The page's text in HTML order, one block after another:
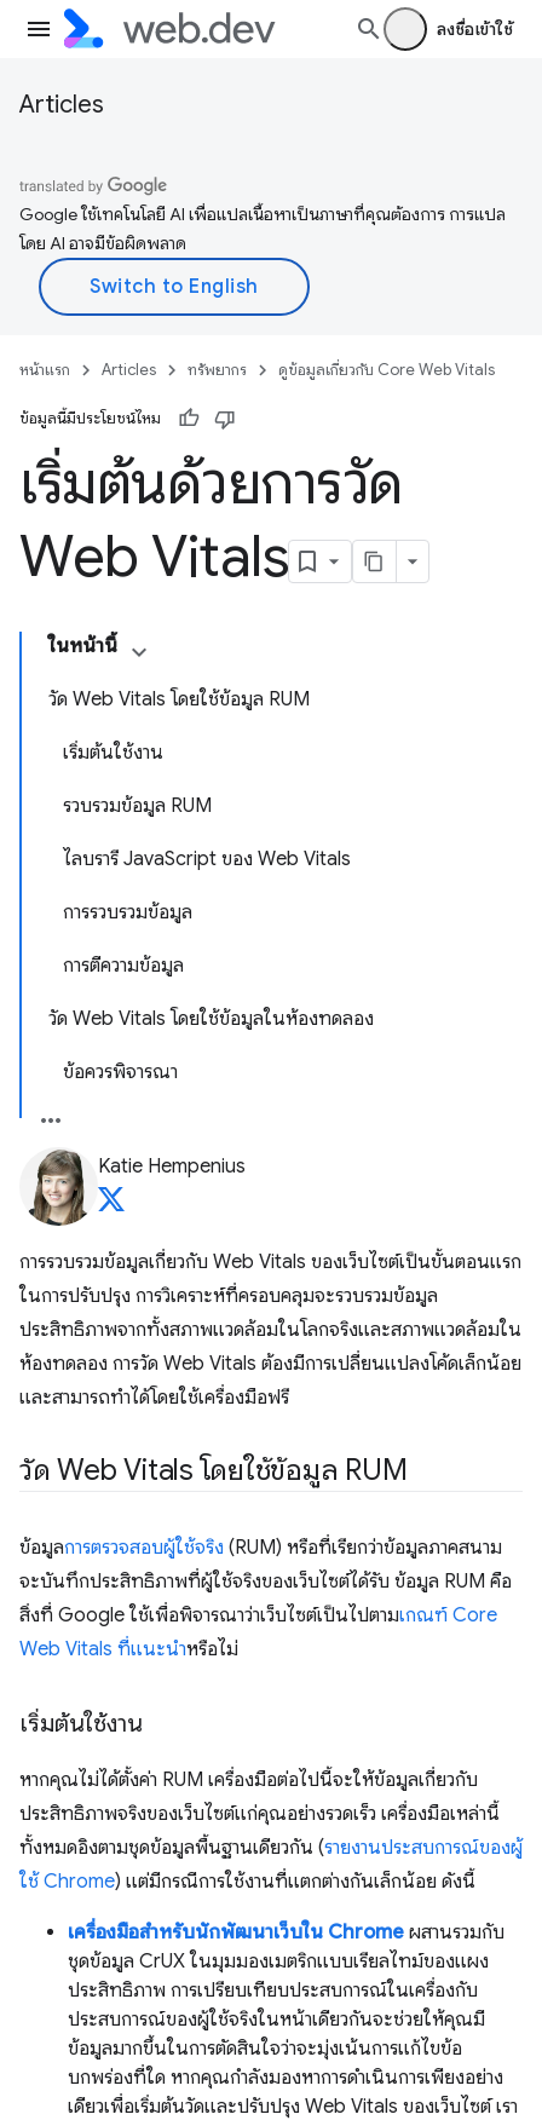
ลงชื่อเข้าใช้
Articles
Google ใช้เทคโนโลยี AI เพื่อแปลเนื้อหาเป็นภาษาที่คุณต้องการ การแปล
โดย AI อาจมีข้อผิดพลาด
หน้าแรก Articles ทรัพยากร ดูข้อมูลเกี่ยวกับ Core Web Vitals
ข้อมูลนี้มีประโยชน์ไหม
เริ่มต้นด้วยการวัด
Web Vitals
ในหน้านี้
วัด Web Vitals โดยใช้ข้อมูล RUM
เริ่มต้นใช้งาน
รวบรวมข้อมูล RUM
ไลบรารี JavaScript ของ Web Vitals
การรวบรวมข้อมูล
การตีความข้อมูล
วัด Web Vitals โดยใช้ข้อมูลในห้องทดลอง
ข้อควรพิจารณา
Katie Hempenius
การรวบรวมข้อมูลเกี่ยวกับ Web Vitals ของเว็บไซต์เป็นขั้นตอนแรก
ในการปรับปรุง การวิเคราะห์ที่ครอบคลุมจะรวบรวมข้อมูล
ประสิทธิภาพจากทั้งสภาพแวดล้อมในโลกจริงและสภาพแวดล้อมใน
ห้องทดลอง การวัด Web Vitals ต้องมีการเปลี่ยนแปลงโค้ดเล็กน้อย
และสามารถทำได้โดยใช้เครื่องมือฟรี
วัด Web Vitals โดยใช้ข้อมูล RUM
ข้อมูลการตรวจสอบผู้ใช้จริง (RUM) หรือที่เรียกว่าข้อมูลภาคสนาม
จะบันทึกประสิทธิภาพที่ผู้ใช้จริงของเว็บไซต์ได้รับ ข้อมูล RUM คือ
สิ่งที่ Google ใช้เพื่อพิจารณาว่าเว็บไซต์เป็นไปตามเกณฑ์ Core
Web Vitals ที่แนะนําหรือไม่
เริ่มต้นใช้งาน
หากคุณไม่ได้ตั้งค่า RUM เครื่องมือต่อไปนี้จะให้ข้อมูลเกี่ยวกับ
ประสิทธิภาพจริงของเว็บไซต์แก่คุณอย่างรวดเร็ว เครื่องมือเหล่านี้
ทั้งหมดอิงตามชุดข้อมูลพื้นฐานเดียวกัน (รายงานประสบการณ์ของผู้
ใช้ Chrome) แต่มีกรณีการใช้งานที่แตกต่างกันเล็กน้อย ดังนี้
เครื่องมือสำหรับนักพัฒนาเว็บใน Chrome ผสานรวมกับ
ชุดข้อมูล CrUX ในมุมมองเมตริกแบบเรียลไทม์ของแผง
ประสิทธิภาพ การเปรียบเทียบประสบการณ์ในเครื่องกับ
ประสบการณ์ของผู้ใช้จริงในหน้าเดียวกันจะช่วยให้คุณมี
ข้อมูลมากขึ้นในการตัดสินใจว่าจะมุ่งเน้นการแก้ไขข้อ
บกพร่องที่ใด หากคุณกำลังมองหาการดำเนินการเพียงอย่าง
เดียวเพื่อเริ่มต้นวัดและปรับปรุง Web Vitals ของเว็บไซต์ เรา